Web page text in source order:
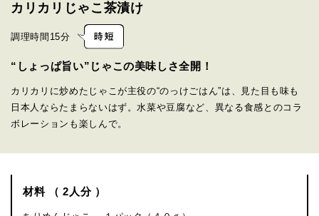
カリカリじゃこ茶漬け
調理時間 15分
“しょっぱ旨い”じゃこの美味しさ全開！
カリカリに炒めたじゃこが主役の“のっけごはん”は、見た目も味も
日本人ならたまらないはず。水菜や豆腐など、異なる食感とのコラ
ボレーションも楽しんで。
材料 （ 2人分 ）